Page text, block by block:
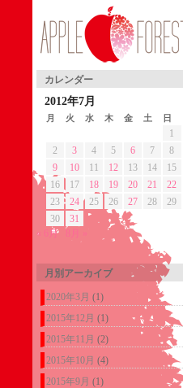
カレンダー
2012年7月
月 火 水 木 金 土 日
1
2
3 4 5 6 7
8
9
10 11 12 13 14
15
16
17 18 19 20 21
22
23
24 25 26 27 28
29
30
31
« 6月
8月 »
月別アーカイブ
2020年3月 (1)
2015年12月 (1)
2015年11月 (2)
2015年10月 (4)
2015年9月 (1)